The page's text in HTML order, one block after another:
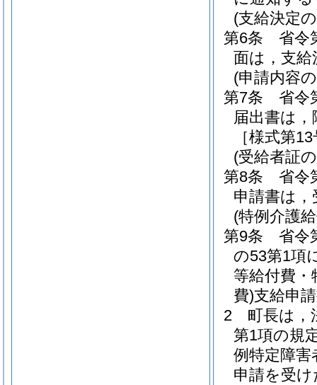
(支給決定
第6条
省令
面は，支給
(申請内容
第7条
省令
届出書は
［様式第
(受給者証
第8条
省令
申請書は
(特例介護
第9条
省令
の53第1項
等給付費・
費)支給申
2
町長は，
第1項の規
例特定障害
申請を受